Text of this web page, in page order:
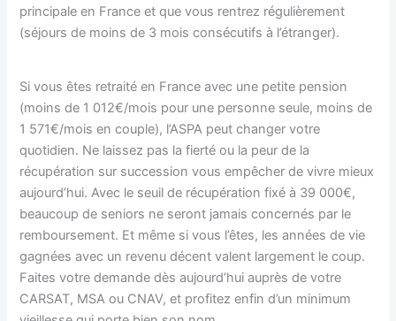
principale en France et que vous rentrez régulièrement
(séjours de moins de 3 mois consécutifs à l’étranger).
Si vous êtes retraité en France avec une petite pension
(moins de 1 012€/mois pour une personne seule, moins de
1 571€/mois en couple), l’ASPA peut changer votre
quotidien. Ne laissez pas la fierté ou la peur de la
récupération sur succession vous empêcher de vivre mieux
aujourd’hui. Avec le seuil de récupération fixé à 39 000€,
beaucoup de seniors ne seront jamais concernés par le
remboursement. Et même si vous l’êtes, les années de vie
gagnées avec un revenu décent valent largement le coup.
Faites votre demande dès aujourd’hui auprès de votre
CARSAT, MSA ou CNAV, et profitez enfin d’un minimum